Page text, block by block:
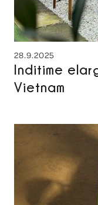
28.9.2025
Inditime
Vietnam